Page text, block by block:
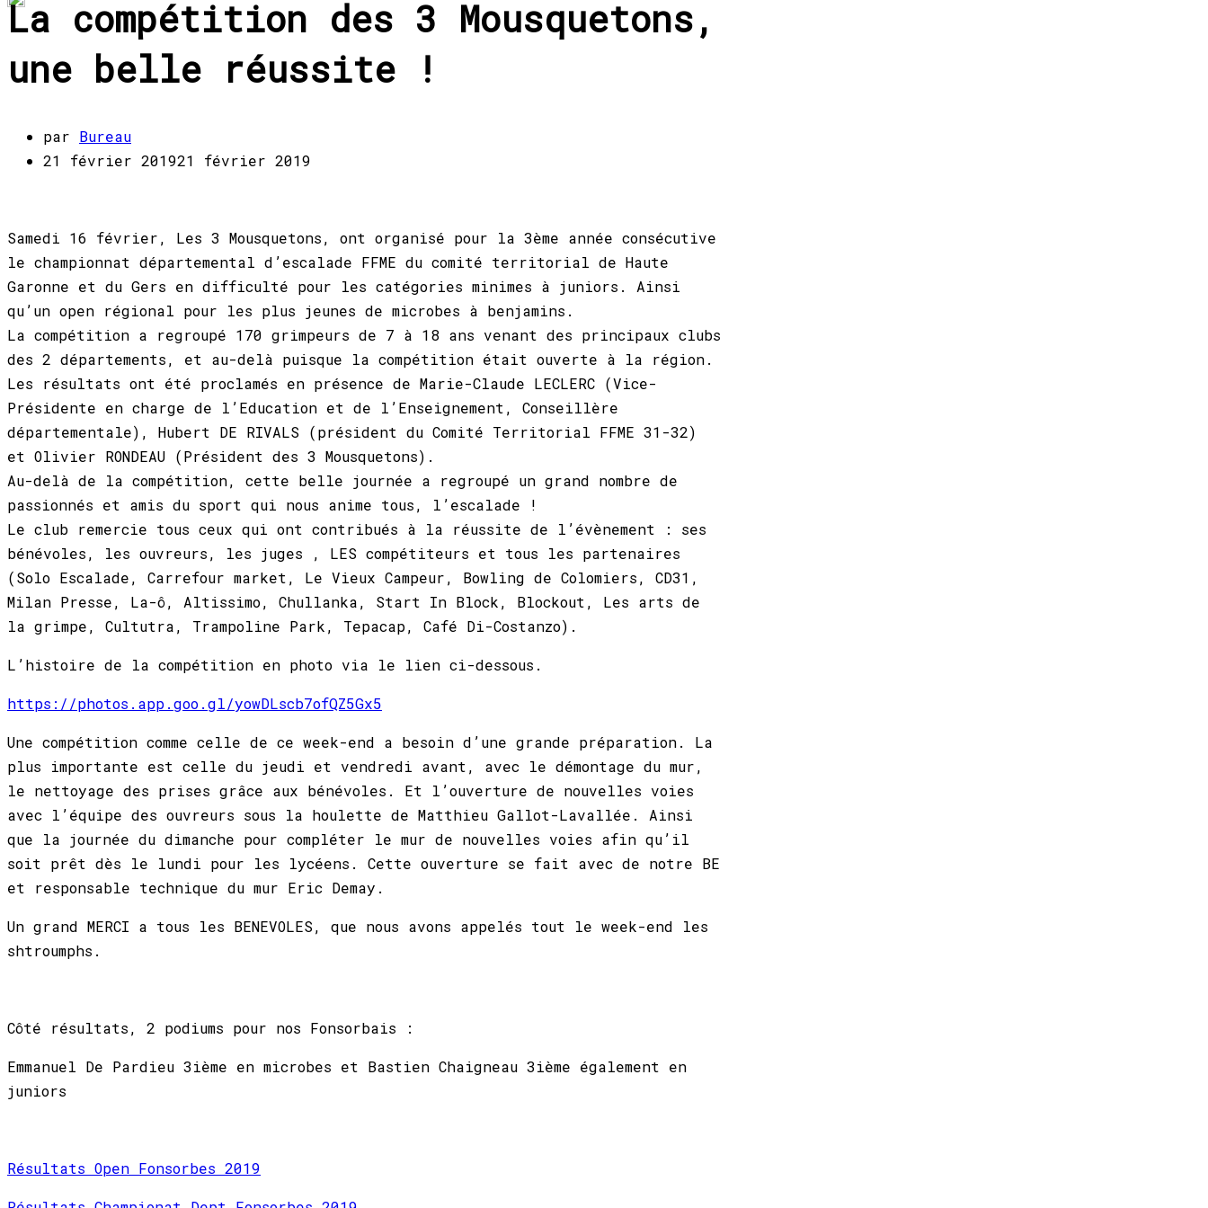
La compétition des 3 Mousquetons,
une belle réussite !
par Bureau
21 février 201921 février 2019
Samedi 16 février, Les 3 Mousquetons, ont organisé pour la 3ème année consécutive
le championnat départemental d’escalade FFME du comité territorial de Haute
Garonne et du Gers en difficulté pour les catégories minimes à juniors. Ainsi
qu’un open régional pour les plus jeunes de microbes à benjamins.
La compétition a regroupé 170 grimpeurs de 7 à 18 ans venant des principaux clubs
des 2 départements, et au-delà puisque la compétition était ouverte à la région.
Les résultats ont été proclamés en présence de Marie-Claude LECLERC (Vice-
Présidente en charge de l’Education et de l’Enseignement, Conseillère
départementale), Hubert DE RIVALS (président du Comité Territorial FFME 31-32)
et Olivier RONDEAU (Président des 3 Mousquetons).
Au-delà de la compétition, cette belle journée a regroupé un grand nombre de
passionnés et amis du sport qui nous anime tous, l’escalade !
Le club remercie tous ceux qui ont contribués à la réussite de l’évènement : ses
bénévoles, les ouvreurs, les juges , LES compétiteurs et tous les partenaires
(Solo Escalade, Carrefour market, Le Vieux Campeur, Bowling de Colomiers, CD31,
Milan Presse, La-ô, Altissimo, Chullanka, Start In Block, Blockout, Les arts de
la grimpe, Cultutra, Trampoline Park, Tepacap, Café Di-Costanzo).
L’histoire de la compétition en photo via le lien ci-dessous.
https://photos.app.goo.gl/yowDLscb7ofQZ5Gx5
Une compétition comme celle de ce week-end a besoin d’une grande préparation. La
plus importante est celle du jeudi et vendredi avant, avec le démontage du mur,
le nettoyage des prises grâce aux bénévoles. Et l’ouverture de nouvelles voies
avec l’équipe des ouvreurs sous la houlette de Matthieu Gallot-Lavallée. Ainsi
que la journée du dimanche pour compléter le mur de nouvelles voies afin qu’il
soit prêt dès le lundi pour les lycéens. Cette ouverture se fait avec de notre BE
et responsable technique du mur Eric Demay.
Un grand MERCI a tous les BENEVOLES, que nous avons appelés tout le week-end les
shtroumphs.
Côté résultats, 2 podiums pour nos Fonsorbais :
Emmanuel De Pardieu 3ième en microbes et Bastien Chaigneau 3ième également en
juniors
Résultats Open Fonsorbes 2019